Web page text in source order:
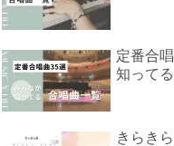
定番合
知って
きらき